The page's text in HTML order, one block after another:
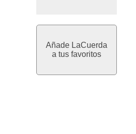
Añade LaCuerda
a tus favoritos